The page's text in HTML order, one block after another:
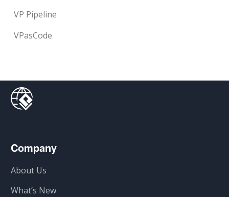
VP Pipeline
VPasCode
Company
About Us
What’s New